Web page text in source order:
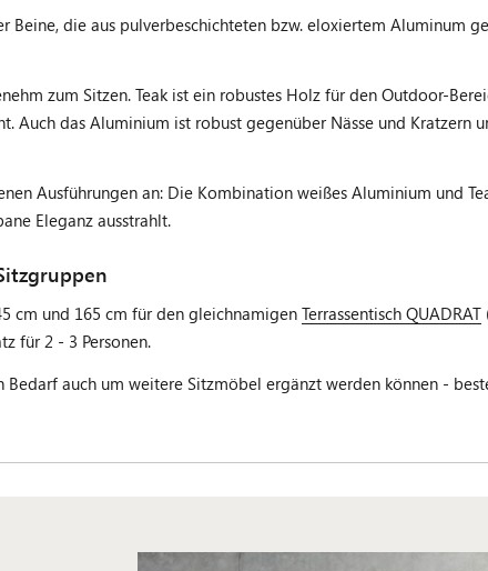
Beine, die aus pulverbeschichteten bzw. eloxiertem Aluminum
zum Sitzen. Teak ist ein robustes Holz für den Outdoor-
Auch das Aluminium ist robust gegenüber Nässe und Kratzern
Ausführungen an: Die Kombination weißes Aluminium und
Eleganz ausstrahlt.
cm und 165 cm für den gleichnamigen Terrassentisch QUADRAT
für 2 - 3 Personen.
auch um weitere Sitzmöbel ergänzt werden können -